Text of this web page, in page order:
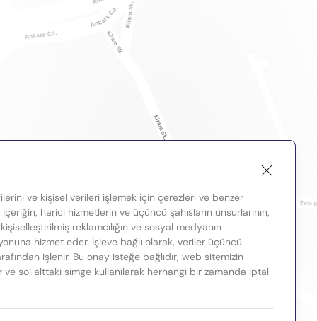
ve kişisel verileri işlemek için çerezleri ve benzer
harici hizmetlerin ve üçüncü şahısların unsurlarının,
reklamcılığın ve sosyal medyanın
hizmet eder. İşleve bağlı olarak, veriler üçüncü
işlenir. Bu onay isteğe bağlıdır, web sitemizin
ve sol alttaki simge kullanılarak herhangi bir zamanda iptal